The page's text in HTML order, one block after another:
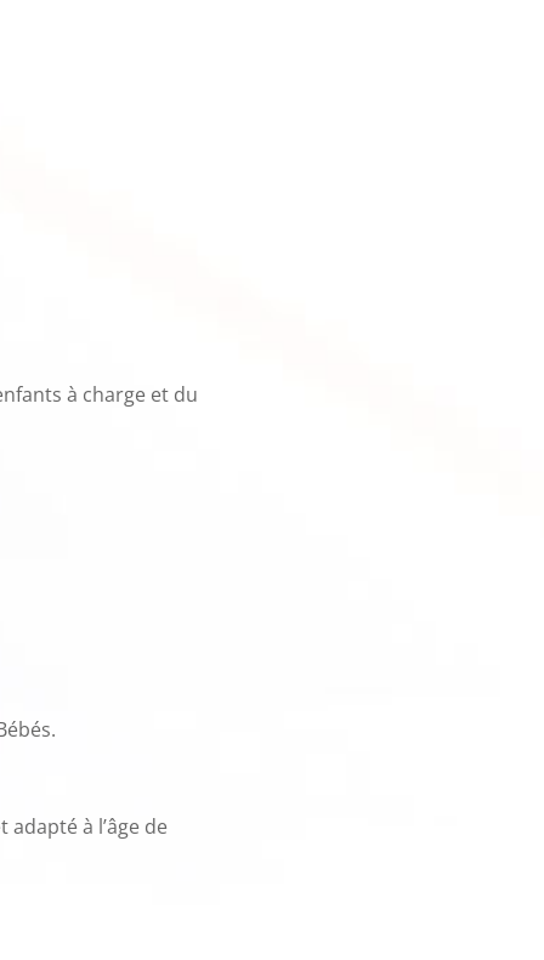
à charge et du
à l’âge de